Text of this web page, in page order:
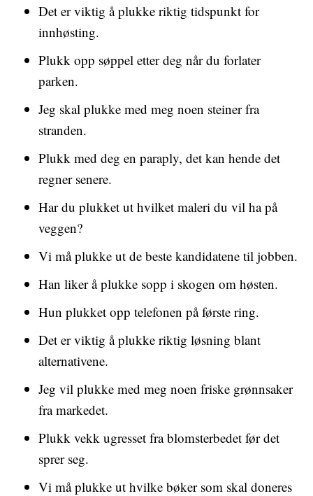
Det er viktig å plukke riktig tidspunkt for
innhøsting.
Plukk opp søppel etter deg når du forlater
parken.
Jeg skal plukke med meg noen steiner fra
stranden.
Plukk med deg en paraply, det kan hende det
regner senere.
Har du plukket ut hvilket maleri du vil ha på
veggen?
Vi må plukke ut de beste kandidatene til jobben.
Han liker å plukke sopp i skogen om høsten.
Hun plukket opp telefonen på første ring.
Det er viktig å plukke riktig løsning blant
alternativene.
Jeg vil plukke med meg noen friske grønnsaker
fra markedet.
Plukk vekk ugresset fra blomsterbedet før det
sprer seg.
Vi må plukke ut hvilke bøker som skal doneres